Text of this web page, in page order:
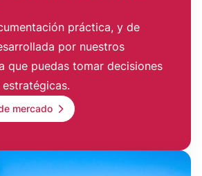
práctica, y de
por nuestros
que puedas tomar decisiones
mercado